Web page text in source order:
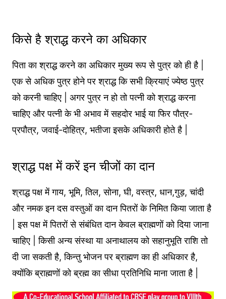
किसे है श्राद्ध करने का अधिकार
पिता का श्राद्ध करने का अधिकार मुख्य रूप से पुत्र को ही है |
एक से अधिक पुत्र होने पर श्राद्ध कि सभी क्रियाएं ज्येष्ठ पुत्र
को करनी चाहिए | अगर पुत्र न हो तो पत्नी को श्राद्ध करना
चाहिए और पत्नी के भी अभाव में सहदोर भाई या फिर पौत्र-
प्रपौत्र, जवाई-दोहित्र, भतीजा इसके अधिकारी होते है |
श्राद्ध पक्ष में करें इन चीजों का दान
श्राद्ध पक्ष में गाय, भूमि, तिल, सोना, घी, वस्त्र, धान,गुड़, चांदी
और नमक इन दस वस्तुओं का दान पितरों के निमित किया जाता है
| इस पक्ष में पितरों से संबंधित दान केवल ब्राह्मणों को दिया जाना
चाहिए | किसी अन्य संस्था या अनाथालय को सहानुभूति राशि तो
दी जा सकती है, किन्तु भोजन पर ब्राह्मण का ही अधिकार है,
क्योंकि ब्राह्मणों को ब्रह्म का सीधा प्रतिनिधि माना जाता है |